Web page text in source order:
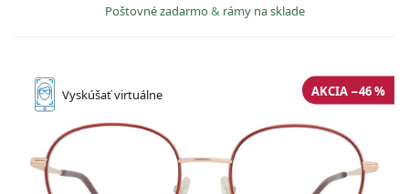
Poštovné zadarmo& rámy na sklade
Vyskúšaťvirtuálne AKCIA −46 %